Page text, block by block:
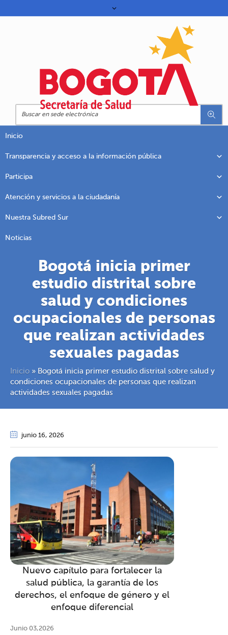
Inicio
Transparencia y acceso a la información pública
Participa
Atención y servicios a la ciudadanía
Nuestra Subred Sur
Noticias
Bogotá inicia primer
estudio distrital sobre
salud y condiciones
ocupacionales de personas
que realizan actividades
sexuales pagadas​​
Inicio » Bogotá inicia primer estudio distrital sobre salud y
condiciones ocupacionales de personas que realizan
actividades sexuales pagadas​​
junio 16, 2026
Nuevo capítulo para fortalecer la
salud pública, la garantía de los
derechos, el enfoque de género y el
enfoque diferencial
Junio 03,2026